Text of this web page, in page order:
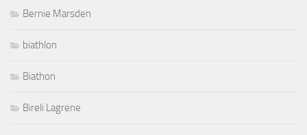
Bernie Marsden
biathlon
Biathon
Bireli Lagrene